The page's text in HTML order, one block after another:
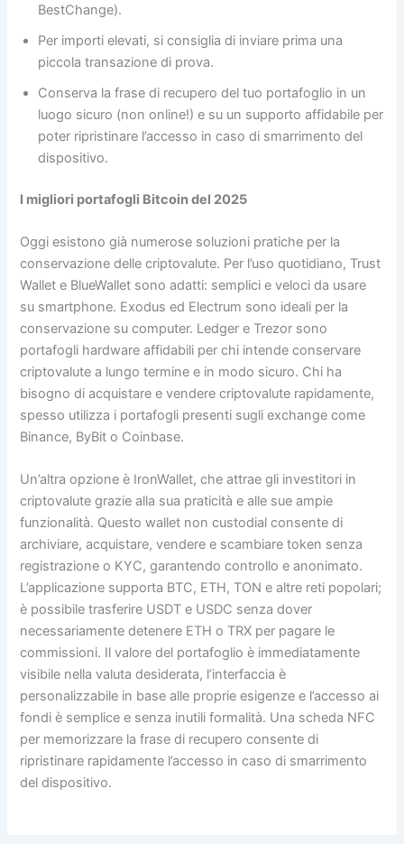
BestChange).
Per importi elevati, si consiglia di inviare prima una
piccola transazione di prova.
Conserva la frase di recupero del tuo portafoglio in un
luogo sicuro (non online!) e su un supporto affidabile per
poter ripristinare l’accesso in caso di smarrimento del
dispositivo.
I migliori portafogli Bitcoin del 2025
Oggi esistono già numerose soluzioni pratiche per la
conservazione delle criptovalute. Per l’uso quotidiano, Trust
Wallet e BlueWallet sono adatti: semplici e veloci da usare
su smartphone. Exodus ed Electrum sono ideali per la
conservazione su computer. Ledger e Trezor sono
portafogli hardware affidabili per chi intende conservare
criptovalute a lungo termine e in modo sicuro. Chi ha
bisogno di acquistare e vendere criptovalute rapidamente,
spesso utilizza i portafogli presenti sugli exchange come
Binance, ByBit o Coinbase.
Un’altra opzione è IronWallet, che attrae gli investitori in
criptovalute grazie alla sua praticità e alle sue ampie
funzionalità. Questo wallet non custodial consente di
archiviare, acquistare, vendere e scambiare token senza
registrazione o KYC, garantendo controllo e anonimato.
L’applicazione supporta BTC, ETH, TON e altre reti popolari;
è possibile trasferire USDT e USDC senza dover
necessariamente detenere ETH o TRX per pagare le
commissioni. Il valore del portafoglio è immediatamente
visibile nella valuta desiderata, l’interfaccia è
personalizzabile in base alle proprie esigenze e l’accesso ai
fondi è semplice e senza inutili formalità. Una scheda NFC
per memorizzare la frase di recupero consente di
ripristinare rapidamente l’accesso in caso di smarrimento
del dispositivo.